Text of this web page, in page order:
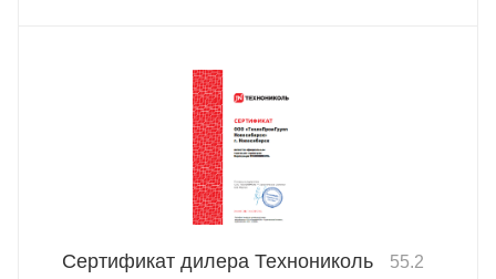
Сертификат дилера Технониколь
55.2